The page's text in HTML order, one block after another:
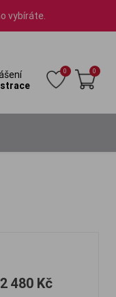
vybíráte.
0 0
2 480 Kč